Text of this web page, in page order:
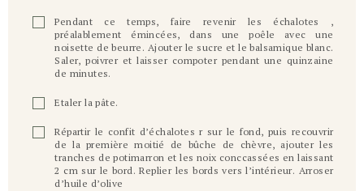
Pendant ce temps, faire revenir les échalotes ,
préalablement émincées, dans une poêle avec une
noisette de beurre. Ajouter le sucre et le balsamique blanc.
Saler, poivrer et laisser compoter pendant une quinzaine
de minutes.
Etaler la pâte.
Répartir le confit d’échalotes r sur le fond, puis recouvrir
de la première moitié de bûche de chèvre, ajouter les
tranches de potimarron et les noix conccassées en laissant
2 cm sur le bord. Replier les bords vers l’intérieur. Arroser
d’huile d’olive